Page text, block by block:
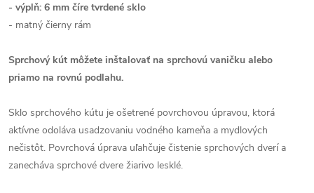
- výplň: 6 mm číre tvrdené sklo
- matný čierny rám
Sprchový kút môžete inštalovať na sprchovú vaničku alebo
priamo na rovnú podlahu.
Sklo sprchového kútu je ošetrené povrchovou úpravou, ktorá
aktívne odoláva usadzovaniu vodného kameňa a mydlových
nečistôt. Povrchová úprava uľahčuje čistenie sprchových dverí a
zanecháva sprchové dvere žiarivo lesklé.